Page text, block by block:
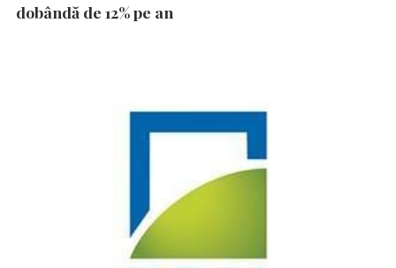
dobândă de 12% pe an